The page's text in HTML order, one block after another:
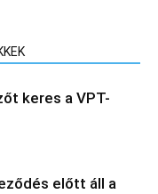
keres a VPT-
előtt áll a